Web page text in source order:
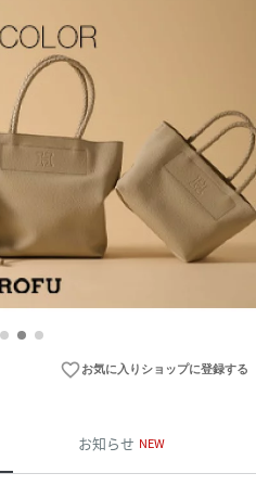
favorite_borderお気に入りショップに登録する
お知らせ NEW